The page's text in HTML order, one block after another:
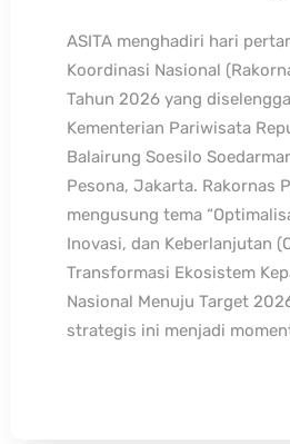
ASITA menghadiri hari
Koordinasi Nasional
Tahun 2026 yang
Kementerian Pariwisata
Balairung Soesilo
Pesona, Jakarta. Rakornas
mengusung tema
Inovasi, dan Keberlanjutan
Transformasi Ekosistem
Nasional Menuju Target
strategis ini menjadi